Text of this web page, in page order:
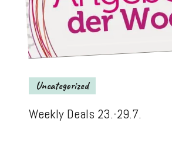
Uncategorized
Weekly Deals 23.-29.7.